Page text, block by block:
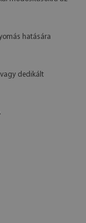
hatására
dedikált